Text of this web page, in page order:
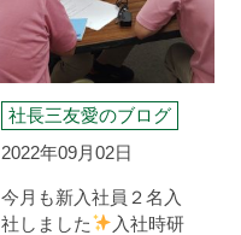
社長三友愛のブログ
2022年09月02日
今月も新入社員２名入
社しました
入社時研